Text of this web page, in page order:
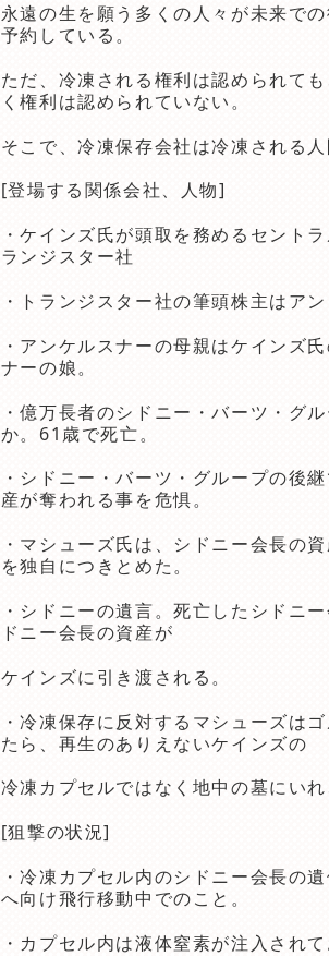
永遠の生を願う多くの人々が未来で
予約している。
ただ、冷凍される権利は認められて
く権利は認められていない。
そこで、冷凍保存会社は冷凍される
[登場する関係会社、人物]
・ケインズ氏が頭取を務めるセント
ランジスター社
・トランジスター社の筆頭株主はアン
・アンケルスナーの母親はケインズ
ナーの娘。
・億万長者のシドニー・バーツ・グ
か。61歳で死亡。
・シドニー・バーツ・グループの後
産が奪われる事を危惧。
・マシューズ氏は、シドニー会長の
を独自につきとめた。
・シドニーの遺言。死亡したシドニ
ドニー会長の資産が
ケインズに引き渡される。
・冷凍保存に反対するマシューズは
たら、再生のありえないケインズの
冷凍カプセルではなく地中の墓にい
[狙撃の状況]
・冷凍カプセル内のシドニー会長の
へ向け飛行移動中でのこと。
・カプセル内は液体窒素が注入され